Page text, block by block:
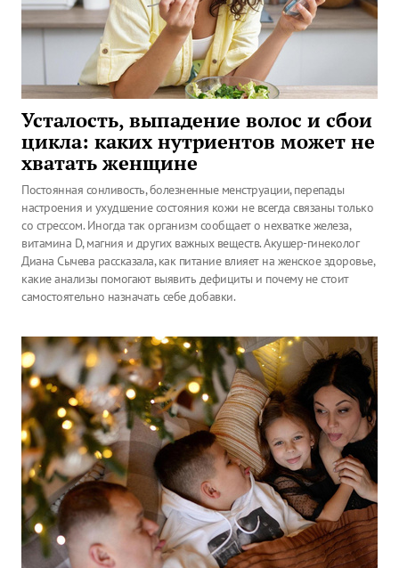
Усталость, выпадение волос и сбои
цикла: каких нутриентов может не
хватать женщине
Постоянная сонливость, болезненные менструации, перепады
настроения и ухудшение состояния кожи не всегда связаны только
со стрессом. Иногда так организм сообщает о нехватке железа,
витамина D, магния и других важных веществ. Акушер-гинеколог
Диана Сычева рассказала, как питание влияет на женское здоровье,
какие анализы помогают выявить дефициты и почему не стоит
самостоятельно назначать себе добавки.